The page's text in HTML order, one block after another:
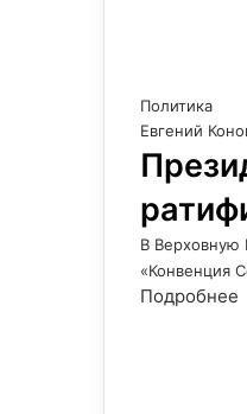
Политика
Евгений
В Верховную
«Конвенция
Подробнее